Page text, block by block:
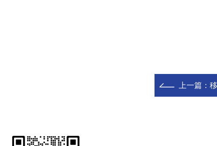
上一篇：